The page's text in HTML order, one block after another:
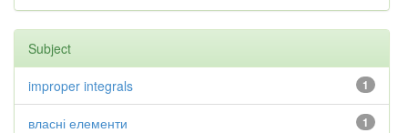
Subject
1
improper integrals
1
власні елементи